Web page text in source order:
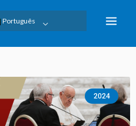
Português
2024